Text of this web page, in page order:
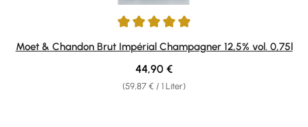
Durchschnittliche Bewertung von 5 von 5 Sternen
Moet & Chandon Brut Impérial Champagner 12,5% vol. 0,75l
(59,87 € / 1 Liter)
Regulärer Preis:
44,90 €